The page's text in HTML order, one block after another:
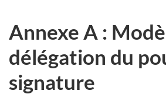
Annexe A :
délégation du
signature